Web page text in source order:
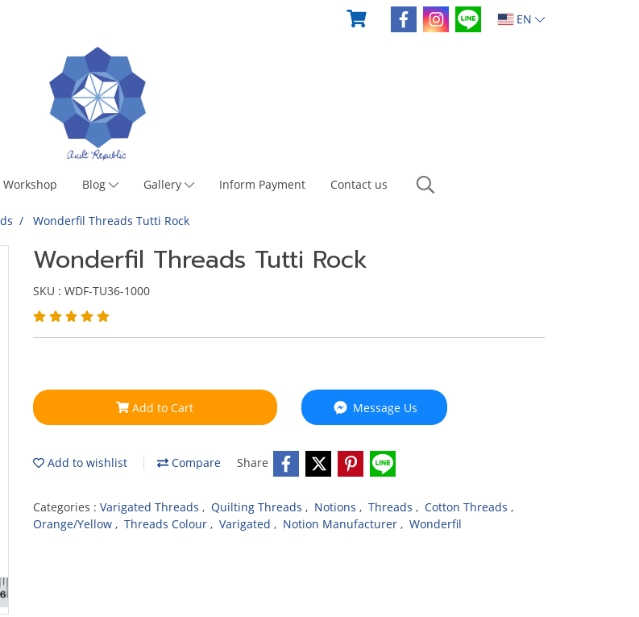
EN
Blog Gallery Inform Payment Contact us
Wonderfil Threads Tutti Rock
Wonderfil Threads Tutti Rock
SKU : WDF-TU36-1000
Add to Cart Message Us
Add to wishlist Compare Share
Categories : Varigated Threads , Quilting Threads , Notions , Threads , Cotton Threads ,
Orange/Yellow , Threads Colour , Varigated , Notion Manufacturer , Wonderfil